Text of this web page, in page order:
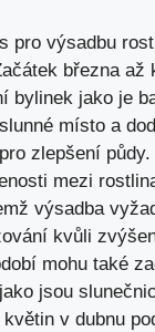
pro výsadbu
března až
bylinek jako je
místo a
zlepšení
mezi
výsadba
kvůli
mohu také
jsou
v dubnu